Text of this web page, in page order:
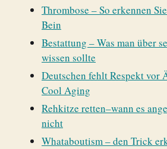
Thrombose – So erkennen
Bein
Bestattung – Was man über
wissen sollte
Deutschen fehlt Respekt vor
Cool Aging
Rehkitze retten–wann es
nicht
Whataboutism – den Trick